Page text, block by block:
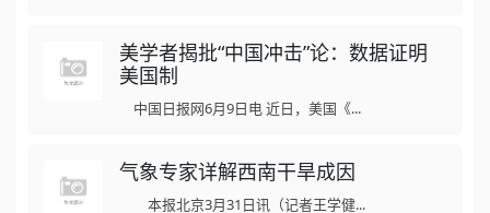
美学者揭批“中国冲击”论：数据证明
美国制
中国日报网6月9日电 近日，美国《...
气象专家详解西南干旱成因
本报北京3月31日讯（记者王学健...